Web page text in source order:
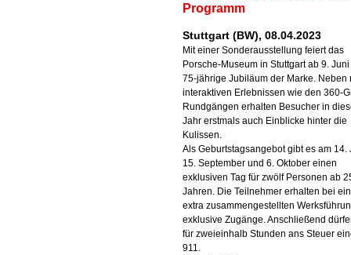
Programm
Stuttgart (BW), 08.04.2023
Mit einer Sonderausstellung feiert das
Porsche-Museum in Stuttgart ab 9.
75-jährige Jubiläum der Marke. Neben
interaktiven Erlebnissen wie den 360-
Rundgängen erhalten Besucher in
Jahr erstmals auch Einblicke hinter die
Kulissen.
Als Geburtstagsangebot gibt es am 14.
15. September und 6. Oktober einen
exklusiven Tag für zwölf Personen ab
Jahren. Die Teilnehmer erhalten bei
extra zusammengestellten
exklusive Zugänge. Anschließend
für zweieinhalb Stunden ans Steuer
911.